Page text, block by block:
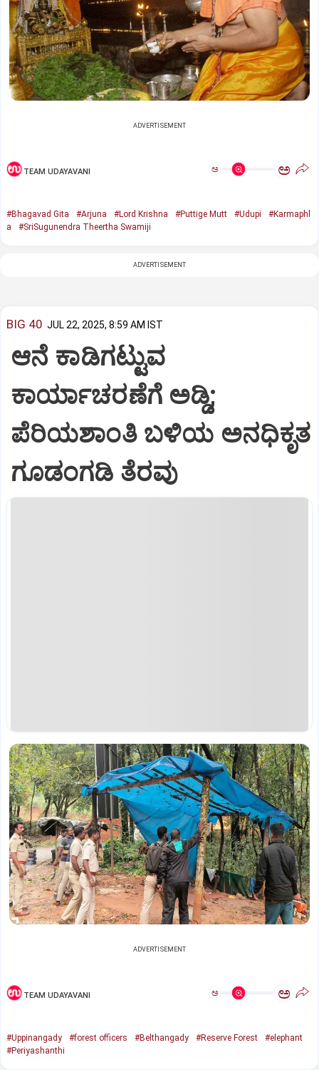
ADVERTISEMENT
TEAM UDAYAVANI ಅ ಅ
#Bhagavad Gita #Arjuna #Lord Krishna #Puttige Mutt #Udupi
#Karmaphl
a
#SriSugunendra Theertha Swamiji
ADVERTISEMENT
BIG 40 JUL 22, 2025, 8:59 AM IST
ಆನೆ ಕಾಡಿಗಟ್ಟುವ
ಕಾರ್ಯಾಚರಣೆಗೆ ಅಡ್ಡಿ;
ಪೆರಿಯಶಾಂತಿ ಬಳಿಯ ಅನಧಿಕೃತ
ಗೂಡಂಗಡಿ ತೆರವು
ADVERTISEMENT
TEAM UDAYAVANI ಅ ಅ
#Uppinangady #forest officers #Belthangady #Reserve Forest
#elephant
#Periyashanthi